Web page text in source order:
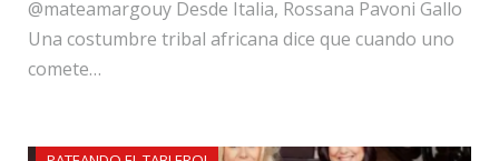
@mateamargouy Desde Italia, Rossana Pavoni Gallo
Una costumbre tribal africana dice que cuando uno
comete…